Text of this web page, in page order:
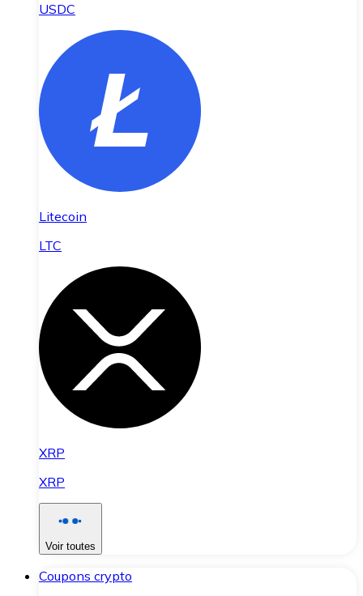
USDC
Litecoin
LTC
XRP
XRP
Voir toutes
Coupons crypto